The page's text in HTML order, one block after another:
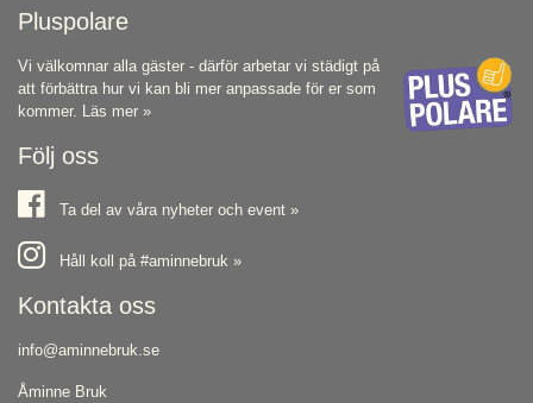
Pluspolare
Vi välkomnar alla gäster - därför arbetar vi städigt på
att förbättra hur vi kan bli mer anpassade för er som
kommer.
Läs mer »
Följ oss
Ta del av våra nyheter och event »
Håll koll på #aminnebruk »
Kontakta oss
info@aminnebruk.se
Åminne Bruk